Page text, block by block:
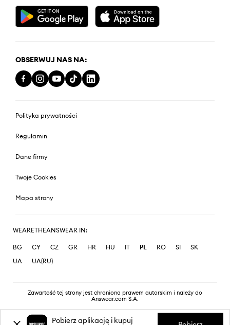
OBSERWUJ NAS NA:
Polityka prywatności
Regulamin
Dane firmy
Twoje Cookies
Mapa strony
WEARETHEANSWEAR IN:
BG CY CZ GR HR HU IT PL RO SI
SK
UA
UA(RU)
Zawartość tej strony jest chroniona prawem autorskim i należy do
Answear.com S.A.
Pobierz aplikację i kupuj